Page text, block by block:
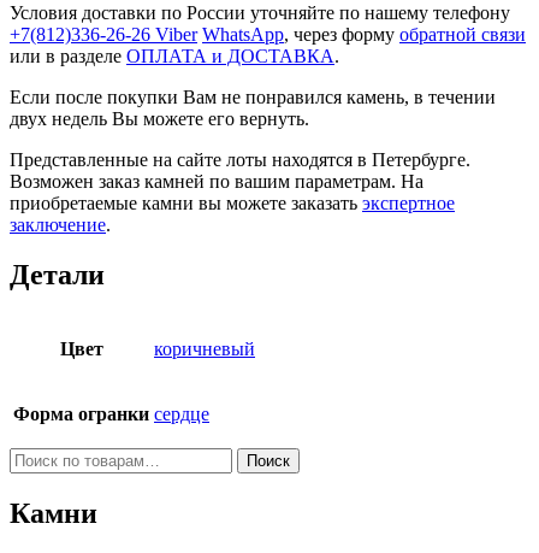
Условия доставки по России уточняйте по нашему телефону
+7(812)336-26-26 Viber WhatsApp, через форму обратной связи
или в разделе ОПЛАТА и ДОСТАВКА.
Если после покупки Вам не понравился камень, в течении
двух недель Вы можете его вернуть.
Представленные на сайте лоты находятся в Петербурге.
Возможен заказ камней по вашим параметрам. На
приобретаемые камни вы можете заказать экспертное
заключение.
Детали
Цвет коричневый
Форма огранки сердце
Искать: Поиск
Камни